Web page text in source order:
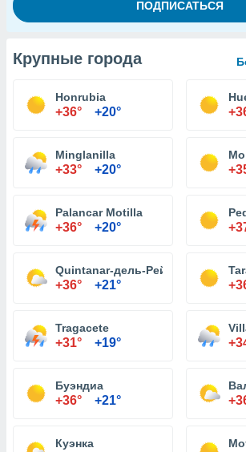
Крупные города
Honrubia
+36° +20°
Minglanilla
+33° +20°
Palancar Motilla
+36° +20°
Quintanar-дель-Рей
+36° +21°
Tragacete
+31° +19°
Буэндиа
+36° +21°
Куэнка